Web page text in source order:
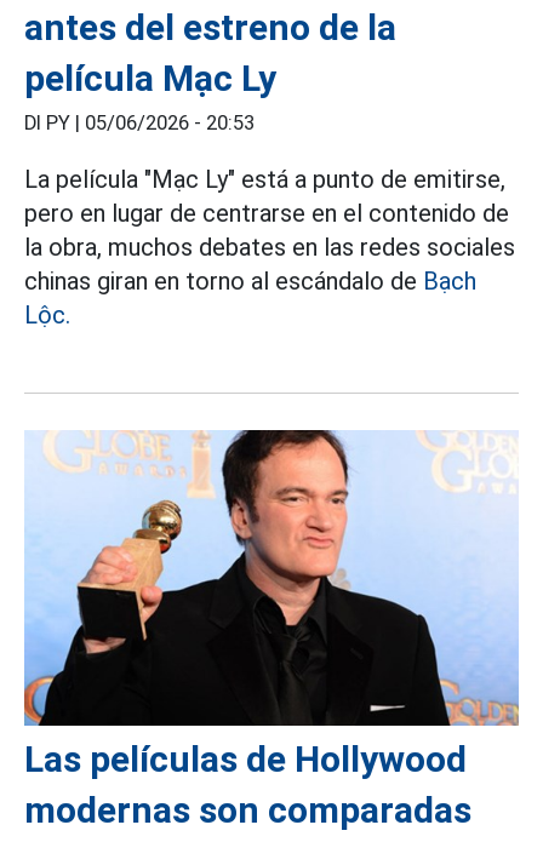
antes del estreno de la
película Mạc Ly
DI PY | 05/06/2026 - 20:53
La película "Mạc Ly" está a punto de emitirse,
pero en lugar de centrarse en el contenido de
la obra, muchos debates en las redes sociales
chinas giran en torno al escándalo de Bạch
Lộc.
Las películas de Hollywood
modernas son comparadas